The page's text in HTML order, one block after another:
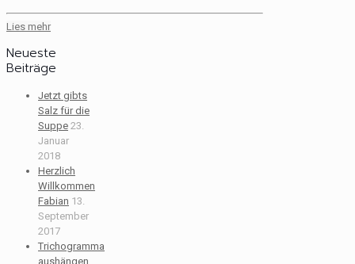
Lies mehr
Neueste
Beiträge
Jetzt gibts
Salz für die
Suppe 23.
Januar
2018
Herzlich
Willkommen
Fabian 13.
September
2017
Trichogramma
aushängen,